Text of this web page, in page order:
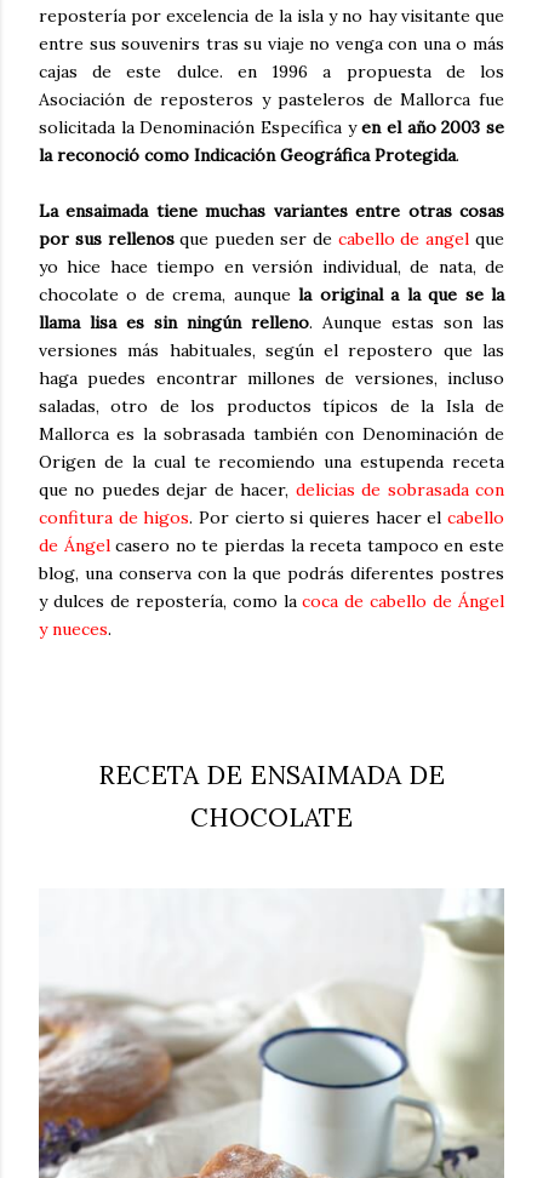
repostería por excelencia de la isla y no hay visitante que
entre sus souvenirs tras su viaje no venga con una o más
cajas de este dulce. en 1996 a propuesta de los
Asociación de reposteros y pasteleros de Mallorca fue
solicitada la Denominación Específica yen el año 2003 se
la reconoció como Indicación Geográfica Protegida.
La ensaimada tiene muchas variantes entre otras cosas
por sus rellenosque pueden ser de cabello de angel que
yo hice hace tiempo en versión individual, de nata, de
chocolate o de crema, aunquela original a la que se la
llama lisa es sin ningún relleno. Aunque estas son las
versiones más habituales, según el repostero que las
haga puedes encontrar millones de versiones, incluso
saladas, otro de los productos típicos de la Isla de
Mallorca es la sobrasada también con Denominación de
Origen de la cual te recomiendo una estupenda receta
que no puedes dejar de hacer, delicias de sobrasada con
confitura de higos. Por cierto si quieres hacer elcabello
de Ángelcasero no te pierdas la receta tampoco en este
blog, una conserva con la que podrás diferentes postres
y dulces de repostería, como lacoca de cabello de Ángel
y nueces.
RECETA DE ENSAIMADA DE
CHOCOLATE